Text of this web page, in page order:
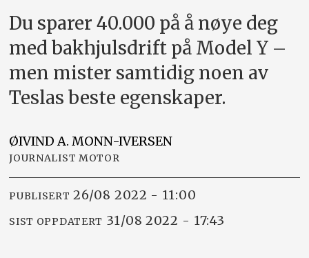
Du sparer 40.000 på å nøye deg
med bakhjulsdrift på Model Y –
men mister samtidig noen av
Teslas beste egenskaper.
ØIVIND A. MONN-IVERSEN
JOURNALIST MOTOR
PUBLISERT 26/08 2022 - 11:00
SIST OPPDATERT 31/08 2022 - 17:43